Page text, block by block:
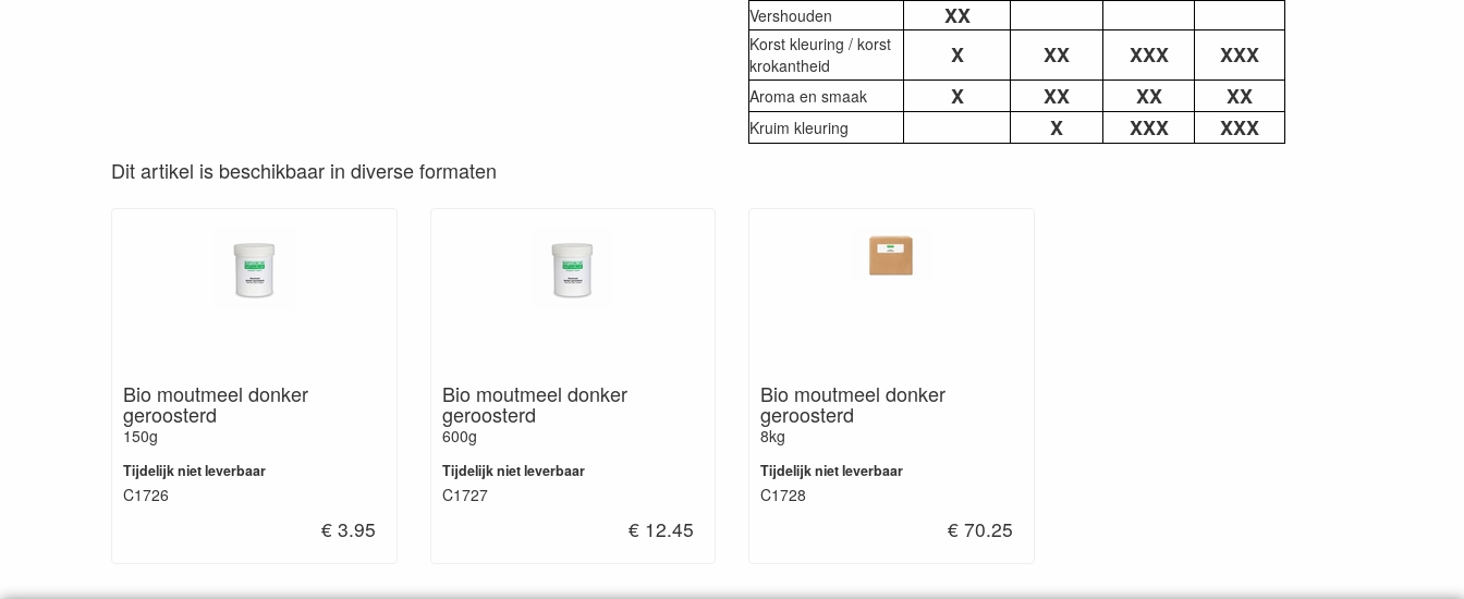
Vershouden XX
Korst kleuring / korst
krokantheid
X XX XXX XXX
Aroma en smaak X XX XX XX
Kruim kleuring X XXX
XXX
Dit artikel is beschikbaar in diverse formaten
Bio moutmeel donker
geroosterd
150g
Tijdelijk niet leverbaar
C1726
€ 3.95
Bio moutmeel donker
geroosterd
600g
Tijdelijk niet leverbaar
C1727
€ 12.45
Bio moutmeel donker
geroosterd
8kg
Tijdelijk niet leverbaar
C1728
€ 70.25